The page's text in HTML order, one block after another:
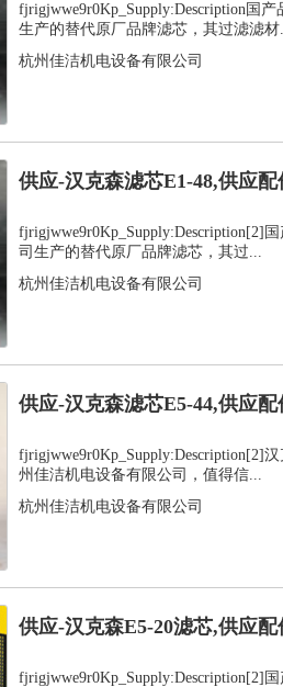
fjrigjwwe9r0Kp_Supply:Description国
生产的替代原厂品牌滤芯，其过滤滤材
杭州佳洁机电设备有限公司
供应-汉克森滤芯E1-48,供应配
fjrigjwwe9r0Kp_Supply:Description[2]
司生产的替代原厂品牌滤芯，其过...
杭州佳洁机电设备有限公司
供应-汉克森滤芯E5-44,供应配
fjrigjwwe9r0Kp_Supply:Description[2]
州佳洁机电设备有限公司，值得信...
杭州佳洁机电设备有限公司
供应-汉克森E5-20滤芯,供应配
fjrigjwwe9r0Kp_Supply:Description[2]